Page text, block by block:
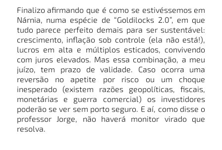
Finalizo afirmando que é como se estivéssemos em
Nárnia, numa espécie de “Goldilocks 2.0”, em que
tudo parece perfeito demais para ser sustentável:
crescimento, inflação sob controle (ela não está!),
lucros em alta e múltiplos esticados, convivendo
com juros elevados. Mas essa combinação, a meu
juízo, tem prazo de validade. Caso ocorra uma
reversão no apetite por risco ou um choque
inesperado (existem razões geopolíticas, fiscais,
monetárias e guerra comercial) os investidores
poderão se ver sem porto seguro. E aí, como disse o
professor Jorge, não haverá monitor virado que
resolva.